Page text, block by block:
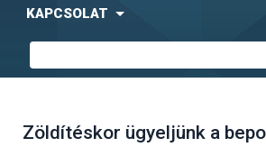
KAPCSOLAT
Zöldítéskor ügyeljünk a